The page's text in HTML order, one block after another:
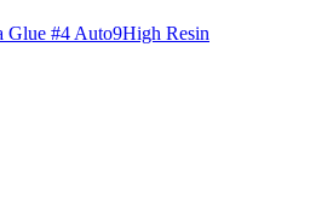
Glue #4 Auto9High Resin